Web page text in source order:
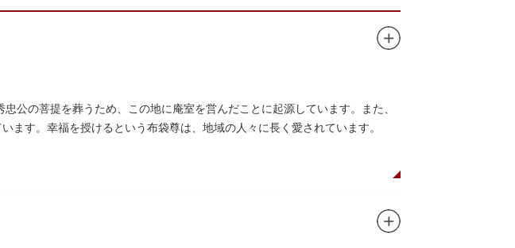
公の菩提を葬うため、この地に庵室を営んだことに起源しています。また、
ます。幸福を授けるという布袋尊は、地域の人々に長く愛されています。